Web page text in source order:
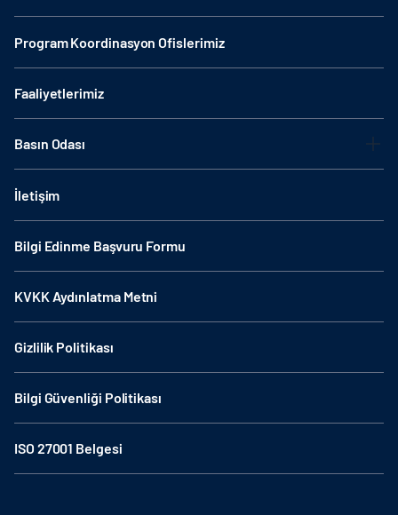
Program Koordinasyon Ofislerimiz
Faaliyetlerimiz
Basın Odası
İletişim
Bilgi Edinme Başvuru Formu
KVKK Aydınlatma Metni
Gizlilik Politikası
Bilgi Güvenliği Politikası
ISO 27001 Belgesi